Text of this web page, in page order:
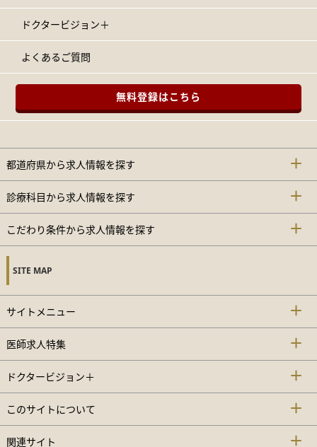
ドクタービジョン＋
よくあるご質問
無料登録はこちら
都道府県から求人情報を探す
診療科目から求人情報を探す
こだわり条件から求人情報を探す
SITE MAP
サイトメニュー
医師求人特集
ドクタービジョン＋
このサイトについて
関連サイト